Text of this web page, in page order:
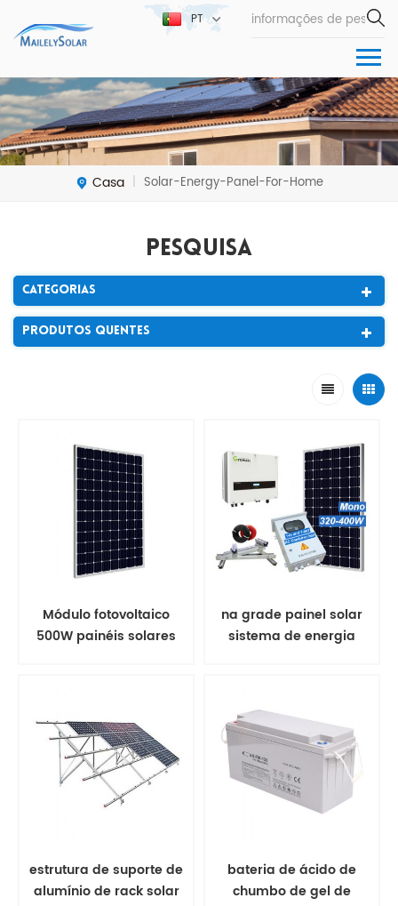
PT
Casa | Solar-Energy-Panel-For-Home
Pesquisa
Categorias
Produtos Quentes
Módulo fotovoltaico
500W painéis solares
na grade painel solar
sistema de energia
estrutura de suporte de
alumínio de rack solar
bateria de ácido de
chumbo de gel de